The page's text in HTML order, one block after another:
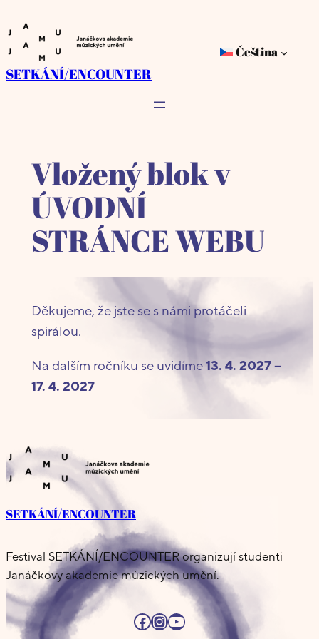
na
obsah
SETKÁNÍ/ENCOUNTER
Čeština
Vložený blok v
ÚVODNÍ
STRÁNCE WEBU
Děkujeme, že jste se s námi protáčeli
spirálou.
Na dalším ročníku se uvidíme13. 4. 2027 –
17. 4. 2027
SETKÁNÍ/ENCOUNTER
Festival SETKÁNÍ/ENCOUNTER organizují studenti
Janáčkovy akademie múzických umění.
Facebook InstagramYouTube